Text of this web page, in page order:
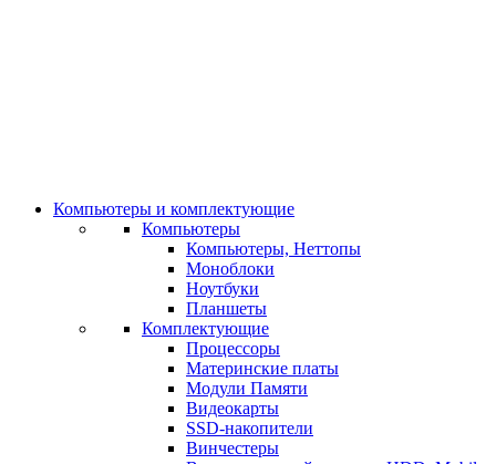
Компьютеры и комплектующие
Компьютеры
Компьютеры, Неттопы
Моноблоки
Ноутбуки
Планшеты
Комплектующие
Процессоры
Материнские платы
Модули Памяти
Видеокарты
SSD-накопители
Винчестеры